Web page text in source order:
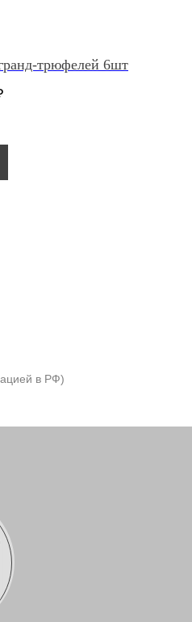
трюфелей 6шт
в РФ)